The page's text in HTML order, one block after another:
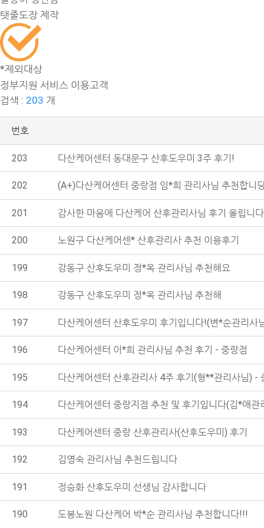
탯줄도장 제작
*제외대상
정부지원 서비스 이용고객
검색 : 203 개
번호
203 다산케어센터 동대문구 산후도우미 3주 후기!
202 (A+)다산케어센터 중랑점 임*희 관리사님 추천합니
201 감사한 마음에 다산케어 산후관리사님 후기 올립니다.
200 노원구 다산케어센* 산후관리사 추천 이용후기
199 강동구 산후도우미 정*옥 관리사님 추천해요
198 강동구 산후도우미 정*옥 관리사님 추천해
197 다산케어센터 산후도우미 후기입니다!(변*순관리사
196 다산케어센터 이*희 관리사님 추천 후기 - 중랑점
195 다산케어센터 산후관리사 4주 후기(형**관리사님) -
194 다산케어센터 중랑지점 추천 및 후기입니다(김*애관
193 다산케어센터 중랑 산후관리사(산후도우미) 후기
192 김영숙 관리사님 추천드립니다
191 정승화 산후도우미 선생님 감사합니다
190 도봉노원 다산케어 박*순 관리사님 추천합니다!!!